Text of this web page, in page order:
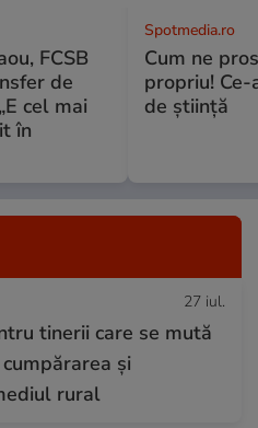
FCSB
de
cel mai
în
Spotmedia.ro
Cum ne
propriu!
de știință
27 iul.
tinerii care se mută
și
rural